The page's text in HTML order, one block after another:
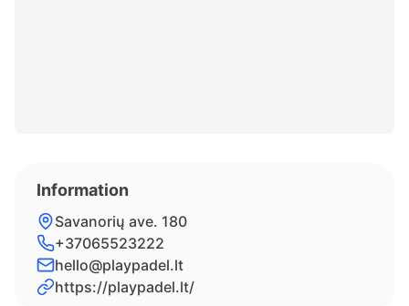
Information
Savanorių ave. 180
+37065523222
hello@playpadel.lt
https://playpadel.lt/